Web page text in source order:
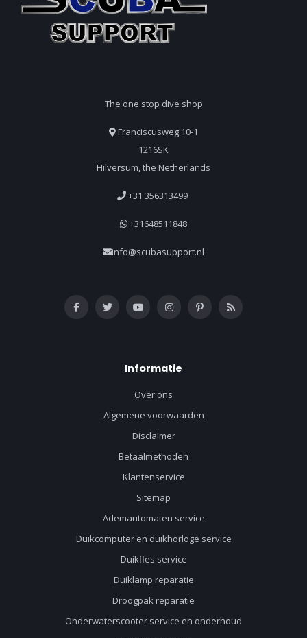
The one stop dive shop
Franciscusweg 10-1
1216SK
Hilversum, the Netherlands
+31 356313499
+31648511848
info@scubasupport.nl
Informatie
Over ons
Algemene voorwaarden
Disclaimer
Betaalmethoden
Klantenservice
Sitemap
Ademautomaten service
Duikcomputer en duikhorloge service
Duikfles service
Duiklamp reparatie
Droogpak reparatie
Onderwaterscooter service en onderhoud